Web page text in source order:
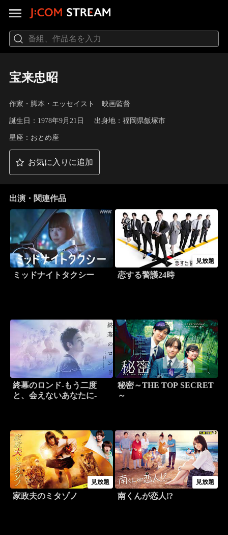
宝来忠昭
作家・脚本・エッセイスト 映画監督
誕生日：1978年9月21日 出身地：福岡県飯塚市
星座：おとめ座
お気に入りに追加
出演・関連作品
ミッドナイトタクシー
見放題
恋する警護24時
終幕のロンド-もう二度
と、会えないあなたに-
秘密～THE TOP SECRET
～
見放題
家政夫のミタゾノ
見放題
南くんが恋人!?